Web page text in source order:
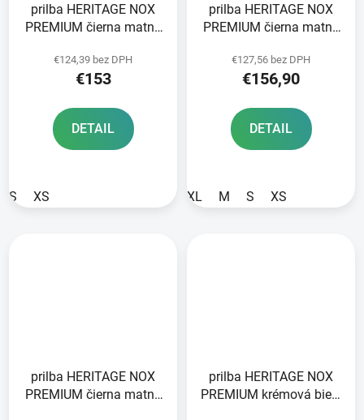
prilba HERITAGE NOX
PREMIUM čierna matná
€124,39 bez DPH
€153
DETAIL
S XS
prilba HERITAGE NOX
PREMIUM čierna matná
€127,56 bez DPH
€156,90
DETAIL
XL M S XS
prilba HERITAGE NOX
PREMIUM čierna matná
prilba HERITAGE NOX
PREMIUM krémová biela